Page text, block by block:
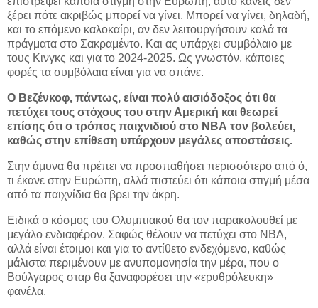
ξέρει πότε ακριβώς μπορεί να γίνει. Μπορεί να γίνει, δηλαδή,
και το επόμενο καλοκαίρι, αν δεν λειτουργήσουν καλά τα
πράγματα στο Σακραμέντο. Και ας υπάρχει συμβόλαιο με
τους Κινγκς και για το 2024-2025. Ως γνωστόν, κάποιες
φορές τα συμβόλαια είναι για να σπάνε.
Ο Βεζένκοφ, πάντως, είναι πολύ αισιόδοξος ότι θα
πετύχει τους στόχους του στην Αμερική και θεωρεί
επίσης ότι ο τρόπος παιχνιδιού στο ΝΒΑ τον βολεύει,
καθώς στην επίθεση υπάρχουν μεγάλες αποστάσεις.
Στην άμυνα θα πρέπει να προσπαθήσει περισσότερο από ό,
τι έκανε στην Ευρώπη, αλλά πιστεύει ότι κάποια στιγμή μέσα
από τα παιχνίδια θα βρει την άκρη.
Ειδικά ο κόσμος του Ολυμπιακού θα τον παρακολουθεί με
μεγάλο ενδιαφέρον. Σαφώς θέλουν να πετύχει στο ΝΒΑ,
αλλά είναι έτοιμοι και για το αντίθετο ενδεχόμενο, καθώς
μάλιστα περιμένουν με ανυπομονησία την μέρα, που ο
Βούλγαρος σταρ θα ξαναφορέσει την «ερυθρόλευκη»
φανέλα.